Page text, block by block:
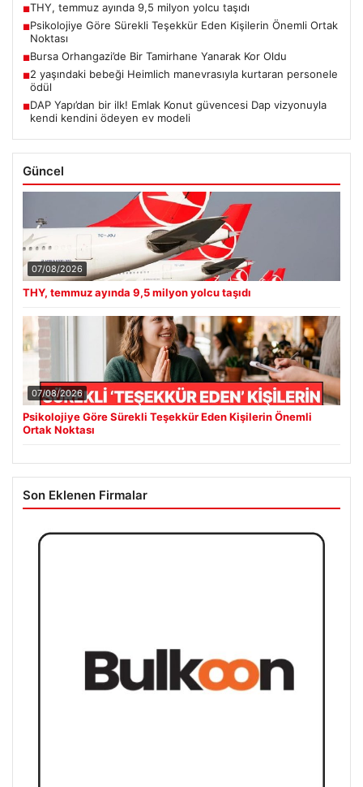
■THY, temmuz ayında 9,5 milyon yolcu taşıdı
■Psikolojiye Göre Sürekli Teşekkür Eden Kişilerin Önemli Ortak
Noktası
■Bursa Orhangazi’de Bir Tamirhane Yanarak Kor Oldu
■2 yaşındaki bebeği Heimlich manevrasıyla kurtaran personele
ödül
■DAP Yapı’dan bir ilk! Emlak Konut güvencesi Dap vizyonuyla
kendi kendini ödeyen ev modeli
Güncel
07/08/2026
THY, temmuz ayında 9,5 milyon yolcu taşıdı
07/08/2026
Psikolojiye Göre Sürekli Teşekkür Eden Kişilerin Önemli
Ortak Noktası
Son Eklenen Firmalar